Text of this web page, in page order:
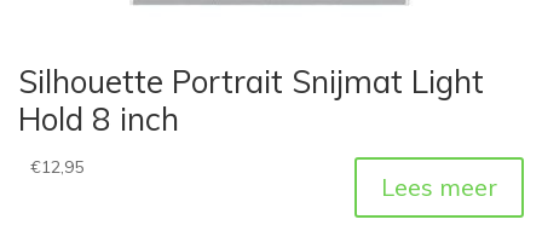
Silhouette Portrait Snijmat Light
Hold 8 inch
€12,95
Lees meer